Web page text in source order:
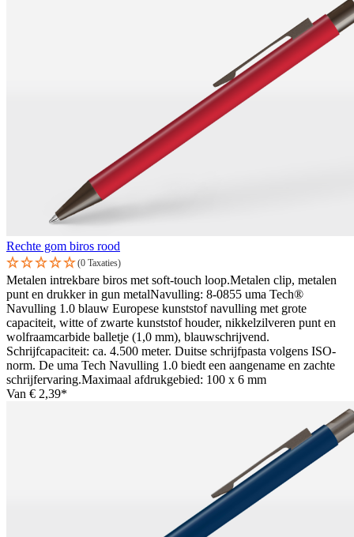
Rechte gom biros rood
(0 Taxaties)
Metalen intrekbare biros met soft-touch loop.Metalen clip, metalen
punt en drukker in gun metalNavulling: 8-0855 uma Tech®
Navulling 1.0 blauw Europese kunststof navulling met grote
capaciteit, witte of zwarte kunststof houder, nikkelzilveren punt en
wolfraamcarbide balletje (1,0 mm), blauwschrijvend.
Schrijfcapaciteit: ca. 4.500 meter. Duitse schrijfpasta volgens ISO-
norm. De uma Tech Navulling 1.0 biedt een aangename en zachte
schrijfervaring.Maximaal afdrukgebied: 100 x 6 mm
Van € 2,39*